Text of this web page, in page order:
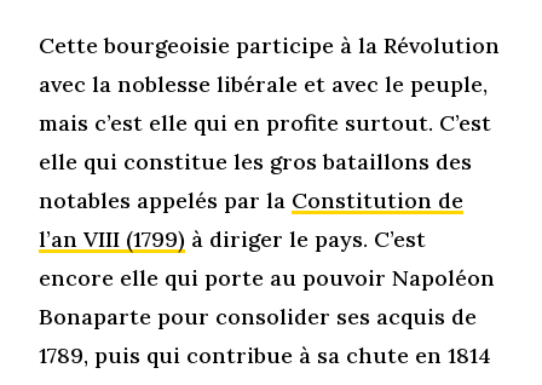
Cette bourgeoisie participe à la Révolution
avec la noblesse libérale et avec le peuple,
mais c’est elle qui en profite surtout. C’est
elle qui constitue les gros bataillons des
notables appelés par la Constitution de
l’an VIII (1799) à diriger le pays. C’est
encore elle qui porte au pouvoir Napoléon
Bonaparte pour consolider ses acquis de
1789, puis qui contribue à sa chute en 1814